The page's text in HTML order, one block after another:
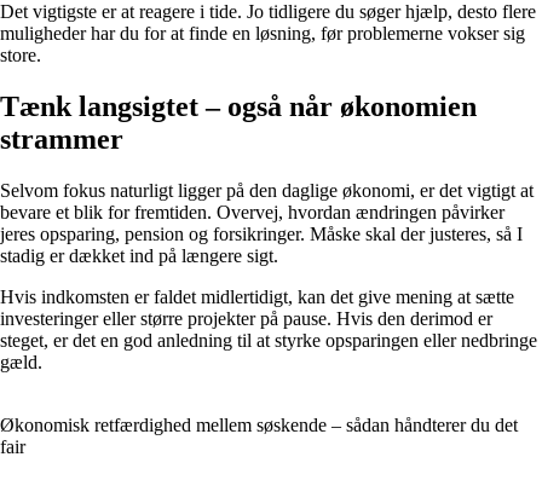
Det vigtigste er at reagere i tide. Jo tidligere du søger hjælp, desto flere
muligheder har du for at finde en løsning, før problemerne vokser sig
store.
Tænk langsigtet – også når økonomien
strammer
Selvom fokus naturligt ligger på den daglige økonomi, er det vigtigt at
bevare et blik for fremtiden. Overvej, hvordan ændringen påvirker
jeres opsparing, pension og forsikringer. Måske skal der justeres, så I
stadig er dækket ind på længere sigt.
Hvis indkomsten er faldet midlertidigt, kan det give mening at sætte
investeringer eller større projekter på pause. Hvis den derimod er
steget, er det en god anledning til at styrke opsparingen eller nedbringe
gæld.
Økonomisk retfærdighed mellem søskende – sådan håndterer du det
fair